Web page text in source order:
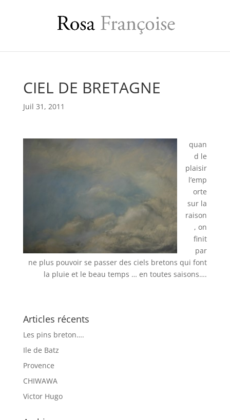
CIEL DE BRETAGNE
Juil 31, 2011
quan
d le
plaisir
l’emp
orte
sur la
raison
, on
finit
par
ne plus pouvoir se passer des ciels bretons qui font
la pluie et le beau temps … en toutes saisons….
Articles récents
Les pins breton….
Ile de Batz
Provence
CHIWAWA
Victor Hugo